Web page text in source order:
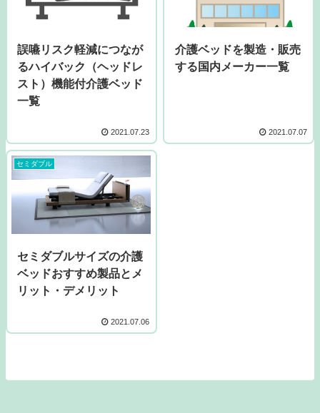
誤嚥リスク軽減につなが
るハイバック（ヘッドレ
スト）機能付介護ベッド
一覧
2021.07.23
介護ベッドを製造・販売
する国内メーカー一覧
2021.07.07
セミダブル
セミダブルサイズの介護
ベッドおすすめ製品とメ
リット・デメリット
2021.07.06